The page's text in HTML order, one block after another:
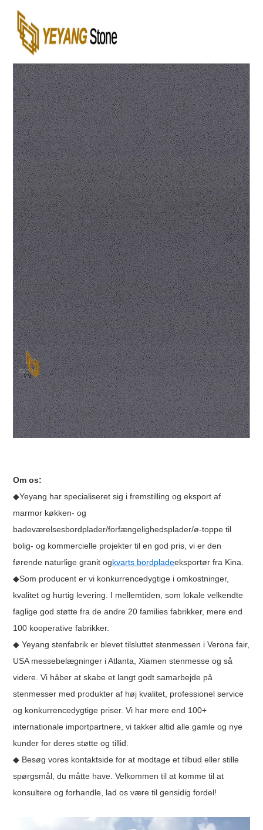
Om os:
◆Yeyang har specialiseret sig i fremstilling og eksport af
marmor køkken- og
badeværelsesbordplader/forfængelighedsplader/ø-toppe til
bolig- og kommercielle projekter til en god pris, vi er den
førende naturlige granit ogkvarts bordpladeeksportør fra Kina.
◆Som producent er vi konkurrencedygtige i omkostninger,
kvalitet og hurtig levering. I mellemtiden, som lokale velkendte
faglige god støtte fra de andre 20 families fabrikker, mere end
100 kooperative fabrikker.
◆ Yeyang stenfabrik er blevet tilsluttet stenmessen i Verona fair,
USA messebelægninger i Atlanta, Xiamen stenmesse og så
videre. Vi håber at skabe et langt godt samarbejde på
stenmesser med produkter af høj kvalitet, professionel service
og konkurrencedygtige priser. Vi har mere end 100+
internationale importpartnere, vi takker altid alle gamle og nye
kunder for deres støtte og tillid.
◆ Besøg vores kontaktside for at modtage et tilbud eller stille
spørgsmål, du måtte have. Velkommen til at komme til at
konsultere og forhandle, lad os være til gensidig fordel!